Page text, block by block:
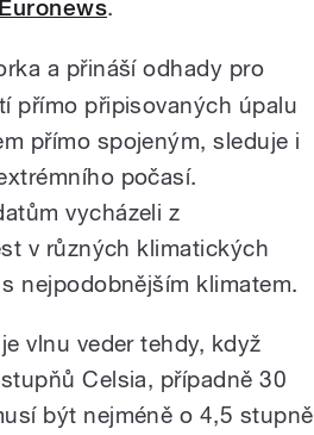
Euronews.
a přináší odhady pro
přímo připisovaných úpalu
přímo spojeným, sleduje i
počasí.
vycházeli z
v různých klimatických
nejpodobnějším klimatem.
vlnu veder tehdy, když
Celsia, případně 30
být nejméně o 4,5 stupně